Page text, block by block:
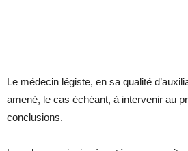
Le médecin légiste, en sa qualité
amené, le cas échéant, à intervenir au
conclusions.